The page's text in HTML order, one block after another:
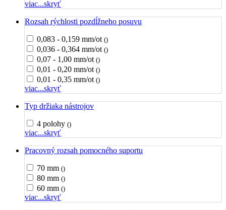
viac...skryť
Rozsah rýchlosti pozdĺžneho posuvu
0,083 - 0,159 mm/ot ()
0,036 - 0,364 mm/ot ()
0,07 - 1,00 mm/ot ()
0,01 - 0,20 mm/ot ()
0,01 - 0,35 mm/ot ()
viac...skryť
Typ držiaka nástrojov
4 polohy ()
viac...skryť
Pracovný rozsah pomocného suportu
70 mm ()
80 mm ()
60 mm ()
viac...skryť